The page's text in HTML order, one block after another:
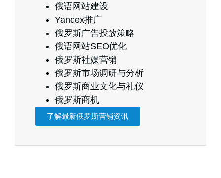
俄语网站建设
Yandex推广
俄罗斯广告投放策略
俄语网站SEO优化
俄罗斯社媒营销
俄罗斯市场调研与分析
俄罗斯商业文化与礼仪
俄罗斯商机
了解最新俄罗斯营销资讯